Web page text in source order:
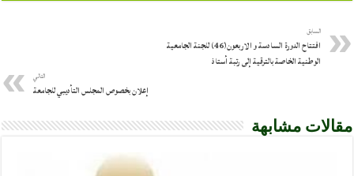
السابق
افتتاح الدورة السادسة و الاربعون(46) للجنة الجامعية
الوطنية الخاصة بالترقية إلى رتبة أستاذ
التالي
إعلان بخصوص المجلس التأديبي للجامعة
مقالات مشابهة